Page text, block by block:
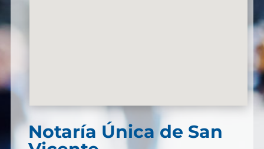
Notaría Única de San